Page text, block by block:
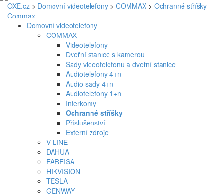
OXE.cz > Domovní videotelefony > COMMAX > Ochranné stříšky
Commax
Domovní videotelefony
COMMAX
Videotelefony
Dveřní stanice s kamerou
Sady videotelefonu a dveřní stanice
Audiotelefony 4+n
Audio sady 4+n
Audiotelefony 1+n
Interkomy
Ochranné stříšky
Příslušenství
Externí zdroje
V-LINE
DAHUA
FARFISA
HIKVISION
TESLA
GENWAY